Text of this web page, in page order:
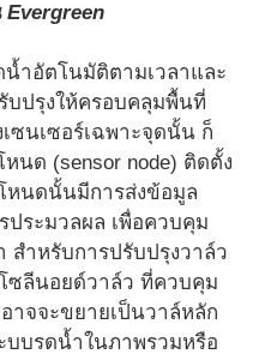
Evergreen
น้ำอัตโนมัติตามเวลาและ
ปรุงให้ครอบคลุมพื้นที่
ซนเซอร์เฉพาะจุดนั้น ก็
นด (sensor node) ติดตั้ง
หนดนั้นมีการส่งข้อมูล
ประมวลผล เพื่อควบคุม
สำหรับการปรับปรุงวาล์ว
ซลีนอยด์วาล์ว ที่ควบคุม
จจะขยายเป็นวาล์หลัก
บบรดน้ำในภาพรวมหรือ